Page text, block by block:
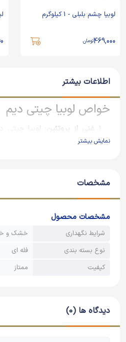
لوبیا چشم بلبلی - 1 کیلوگرم
469,000تومان 0
اطلاعات بیشتر
خواص لوبیا چیتی دیم
غنی از پروتئین
: لوبیا چیتی
گیاهی است و می‌تواند به
سرشار از فیبر
ویتامین‌ها و مواد معدنی
معدنی مانند آهن، منیزیم و
کمک به کنترل قند خون
:
کمک کند.
نمایش بیشتر
مشخصات
مشخصات محصول
شرایط نگهداری
خشک و
نوع بسته بندی
فله ای
کیفیت
ممتاز
دیدگاه ها (0)